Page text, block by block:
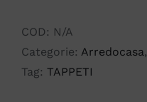
SOFFY
quantità
COD: N/A
Categorie: Arredocasa,
Tag: TAPPETI